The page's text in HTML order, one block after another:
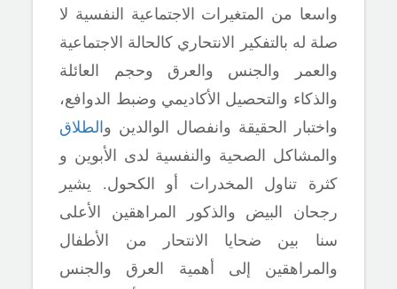
واسعا من المتغيرات الاجتماعية النفسية لا
صلة له بالتفكير الانتحاري كالحالة الاجتماعية
والعمر والجنس والعرق وحجم العائلة
والذكاء والتحصيل الأكاديمي وضبط الدوافع،
واختبار الحقيقة وانفصال الوالدين والطلاق
والمشاكل الصحية والنفسية لدى الأبوين و
كثرة تناول المخدرات أو الكحول. يشير
رجحان البيض والذكور المراهقين الأعلى
سنا بين ضحايا الانتحار من الأطفال
والمراهقين إلى أهمية العرق والجنس